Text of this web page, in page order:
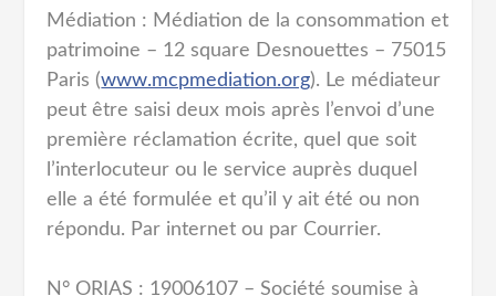
Médiation : Médiation de la consommation et
patrimoine – 12 square Desnouettes – 75015
Paris (www.mcpmediation.org). Le médiateur
peut être saisi deux mois après l’envoi d’une
première réclamation écrite, quel que soit
l’interlocuteur ou le service auprès duquel
elle a été formulée et qu’il y ait été ou non
répondu. Par internet ou par Courrier.
N° ORIAS : 19006107 – Société soumise à